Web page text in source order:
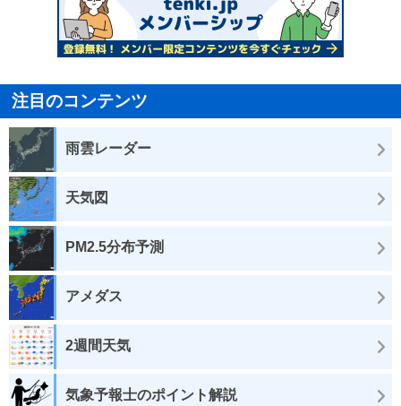
注目のコンテンツ
雨雲レーダー
天気図
PM2.5分布予測
アメダス
2週間天気
気象予報士のポイント解説